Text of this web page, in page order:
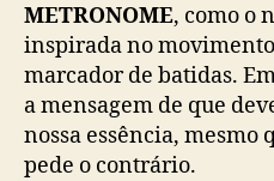
METRONOME, como o
inspirada no
marcador de batidas.
a mensagem de que
nossa essência, mesmo
pede o contrário.